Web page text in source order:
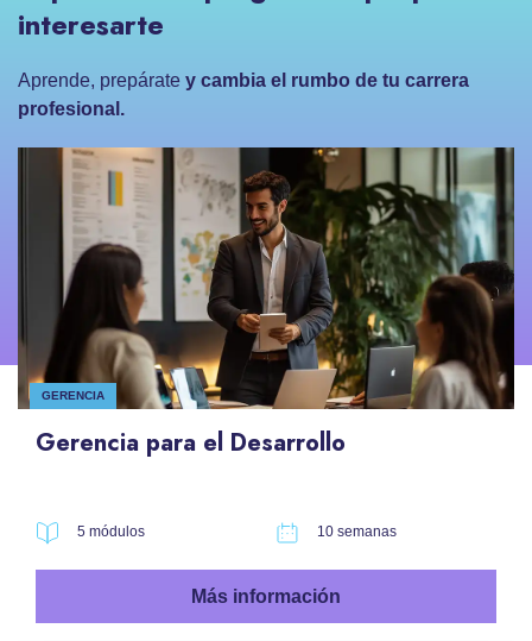
interesarte
Aprende, prepárate y cambia el rumbo de tu carrera
profesional.
GERENCIA
Gerencia para el Desarrollo
5 módulos 10 semanas
Más información